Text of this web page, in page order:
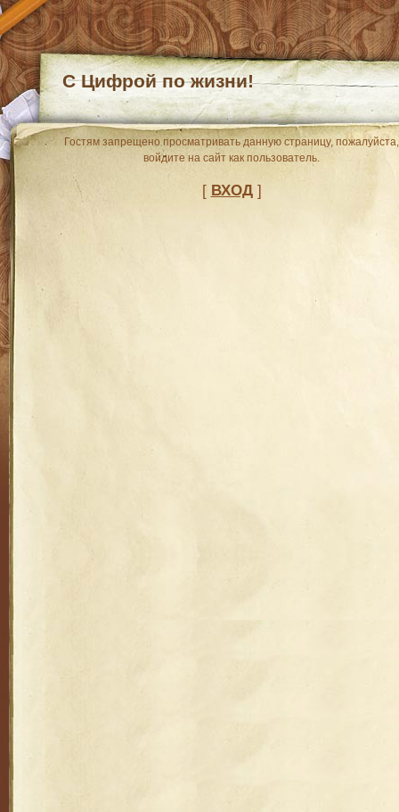
С Цифрой по жизни!
Гостям запрещено просматривать данную страницу, пожалуйста,
войдите на сайт как пользователь.
[ ВХОД]